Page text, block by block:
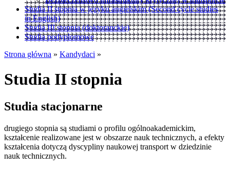
Studia II stopnia w języku angielskim (Second cycle studies
in English)
Studia III stopnia (doktoranckie)
Studia podyplomowe
Strona główna » Kandydaci »
Studia II stopnia
Studia stacjonarne
drugiego stopnia są studiami o profilu ogólnoakademickim,
kształcenie realizo­wane jest w obszarze nauk technicznych, a efekty
kształcenia dotyczą dyscypliny naukowej transport w dziedzinie
nauk technicznych.